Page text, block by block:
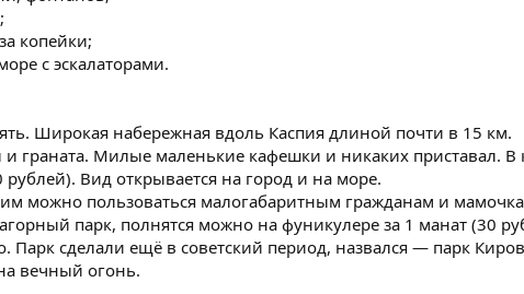
копейки;
с эскалаторами.
Широкая набережная вдоль Каспия длиной почти в 15 км.
и граната. Милые маленькие кафешки и никаких приставал. В
Вид открывается на город и на море.
им можно пользоваться малогабаритным гражданам и
парк, полнятся можно на фуникулере за 1 манат (30
Парк сделали ещё в советский период, назвался — парк
вечный огонь.